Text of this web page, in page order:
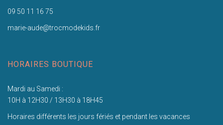
09 50 11 16 75
marie-aude@trocmodekids.fr
HORAIRES BOUTIQUE
Mardi au Samedi :
10H à 12H30 / 13H30 à 18H45
Horaires différents les jours fériés et pendant les vacances